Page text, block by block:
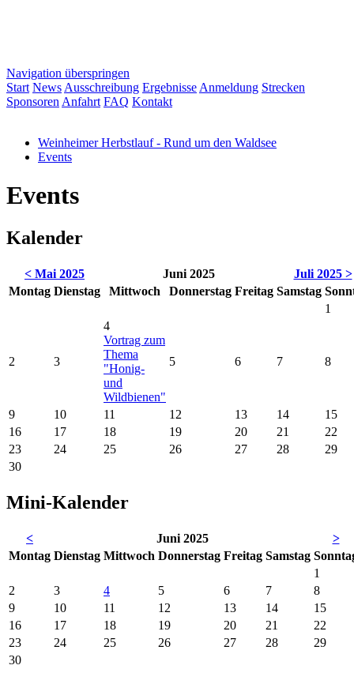
Navigation überspringen
Start News Ausschreibung Ergebnisse Anmeldung Strecken
Sponsoren Anfahrt FAQ Kontakt
Weinheimer Herbstlauf - Rund um den Waldsee
Events
Events
Kalender
< Mai 2025 Juni 2025
Juli 2025 >
Montag Dienstag Mittwoch Donnerstag Freitag Samstag So
1
2 3
4
Vortrag zum
Thema
"Honig-
und
Wildbienen"
5 6 7 8
9 10 11 12 13 14
15
16
17 18 19 20 21
22
23
24 25 26 27 28
29
30
Mini-Kalender
< Juni 2025
>
Montag Dienstag Mittwoch Donnerstag Freitag Samstag So
1
2
3 4 5 6 7
8
9
10 11 12 13 14
15
16
17 18 19 20 21
22
23
24 25 26 27 28
29
30